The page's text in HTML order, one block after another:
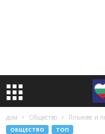
дом Общество Плъхове и
ОБЩЕСТВО ТОП